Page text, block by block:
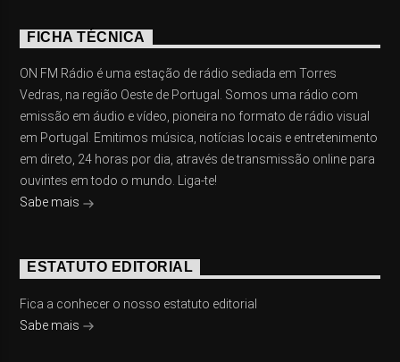
FICHA TÉCNICA
ON FM Rádio é uma estação de rádio sediada em Torres
Vedras, na região Oeste de Portugal. Somos uma rádio com
emissão em áudio e vídeo, pioneira no formato de rádio visual
em Portugal. Emitimos música, notícias locais e entretenimento
em direto, 24 horas por dia, através de transmissão online para
ouvintes em todo o mundo. Liga-te!
Sabe mais
ESTATUTO EDITORIAL
Fica a conhecer o nosso estatuto editorial
Sabe mais